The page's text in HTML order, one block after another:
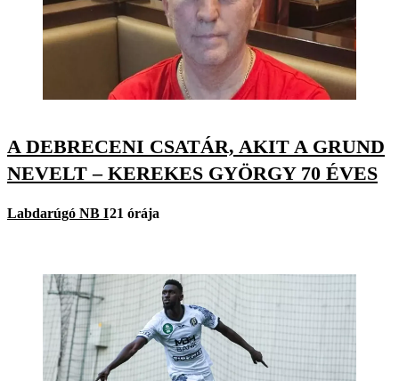
A DEBRECENI CSATÁR, AKIT A GRUND
NEVELT – KEREKES GYÖRGY 70 ÉVES
Labdarúgó NB I21 órája